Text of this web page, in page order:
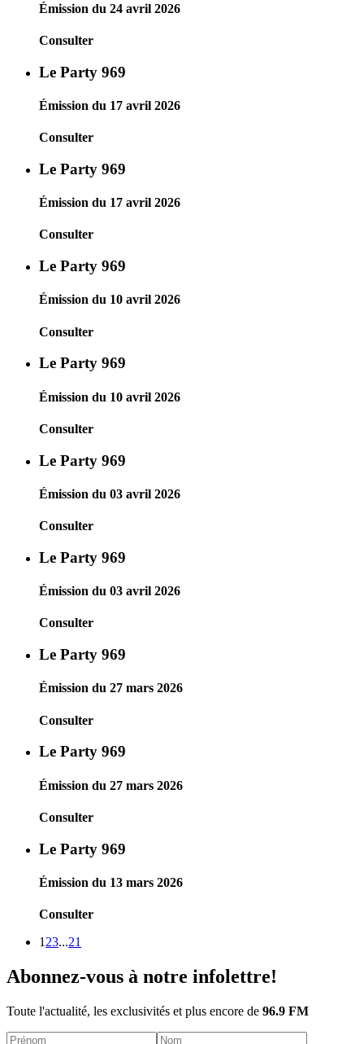
Émission du 24 avril 2026
Consulter
Le Party 969
Émission du 17 avril 2026
Consulter
Le Party 969
Émission du 17 avril 2026
Consulter
Le Party 969
Émission du 10 avril 2026
Consulter
Le Party 969
Émission du 10 avril 2026
Consulter
Le Party 969
Émission du 03 avril 2026
Consulter
Le Party 969
Émission du 03 avril 2026
Consulter
Le Party 969
Émission du 27 mars 2026
Consulter
Le Party 969
Émission du 27 mars 2026
Consulter
Le Party 969
Émission du 13 mars 2026
Consulter
1 23...21
Abonnez-vous à notre infolettre!
Toute l'actualité, les exclusivités et plus encore de 96.9 FM